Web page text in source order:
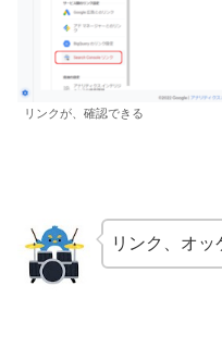
リンクが、確認できる
リンク、オッ